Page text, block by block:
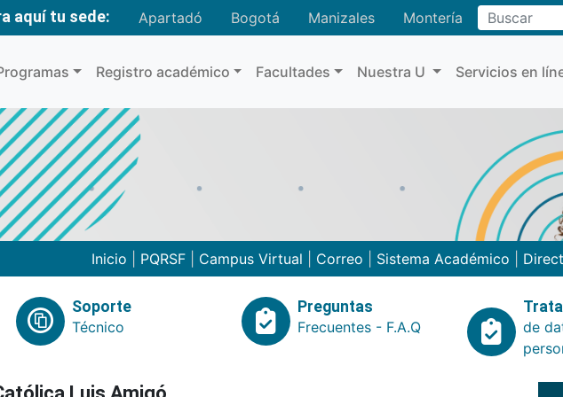
aquí tu sede: Apartadó Bogotá Manizales MonteríaBuscar
Registro académico Facultades Nuestra U Servicios en
Inicio PQRSF Campus Virtual Correo Sistema Académico
Soporte
Técnico
Preguntas
Frecuentes - F.A.Q
de